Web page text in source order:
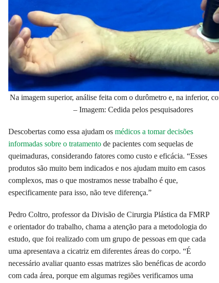
Na imagem superior, análise feita com o durômetro e, na inferior,
– Imagem: Cedida pelos pesquisadores
Descobertas como essa ajudam osmédicos a tomar decisões
informadas sobre o tratamento de pacientes com sequelas de
queimaduras, considerando fatores como custo e eficácia. “Esses
produtos são muito bem indicados e nos ajudam muito em casos
complexos, mas o que mostramos nesse trabalho é que,
especificamente para isso, não teve diferença.”
Pedro Coltro, professor da Divisão de Cirurgia Plástica da FMRP
e orientador do trabalho, chama a atenção para a metodologia do
estudo, que foi realizado com um grupo de pessoas em que cada
uma apresentava a cicatriz em diferentes áreas do corpo. “É
necessário avaliar quanto essas matrizes são benéficas de acordo
com cada área, porque em algumas regiões verificamos uma